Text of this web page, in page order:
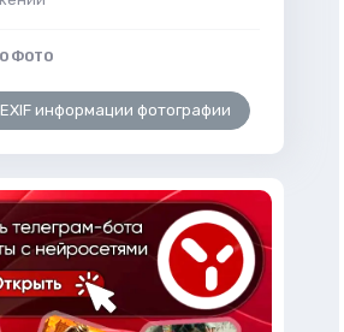
ФОТО
информации фотографии